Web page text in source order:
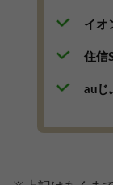
イオ
住信
au